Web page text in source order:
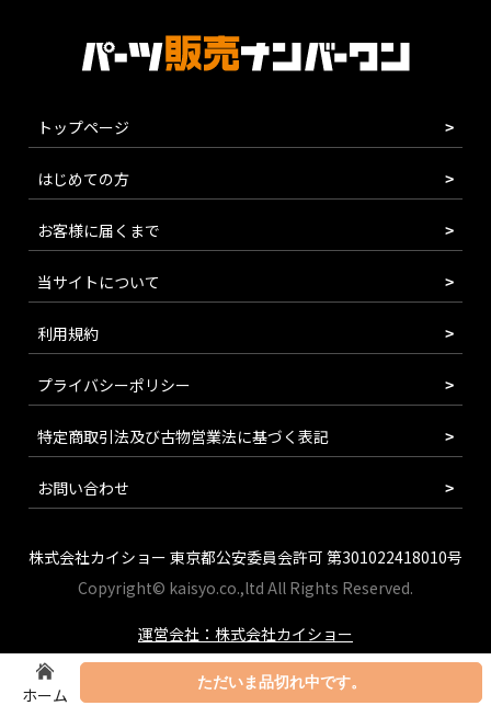
ホーム
ただいま品切れ中です。
トップページ
はじめての方
お客様に届くまで
当サイトについて
利用規約
プライバシーポリシー
特定商取引法及び古物営業法に基づく表記
お問い合わせ
株式会社カイショー 東京都公安委員会許可 第301022418010号
Copyright© kaisyo.co.,ltd All Rights Reserved.
運営会社：株式会社カイショー